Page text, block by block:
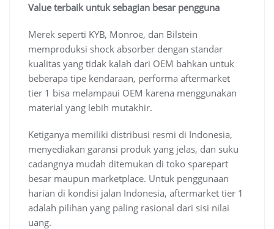
Value terbaik untuk sebagian besar pengguna
Merek seperti KYB, Monroe, dan Bilstein
memproduksi shock absorber dengan standar
kualitas yang tidak kalah dari OEM bahkan untuk
beberapa tipe kendaraan, performa aftermarket
tier 1 bisa melampaui OEM karena menggunakan
material yang lebih mutakhir.
Ketiganya memiliki distribusi resmi di Indonesia,
menyediakan garansi produk yang jelas, dan suku
cadangnya mudah ditemukan di toko sparepart
besar maupun marketplace. Untuk penggunaan
harian di kondisi jalan Indonesia, aftermarket tier 1
adalah pilihan yang paling rasional dari sisi nilai
uang.